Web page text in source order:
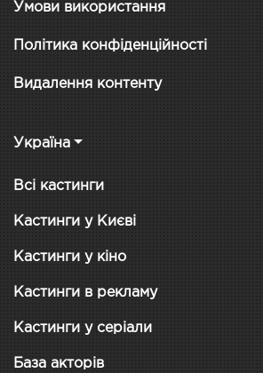
Умови використання
Політика конфіденційності
Видалення контенту
Україна
Всі кастинги
Кастинги у Києві
Кастинги у кіно
Кастинги в рекламу
Кастинги у серіали
База акторів